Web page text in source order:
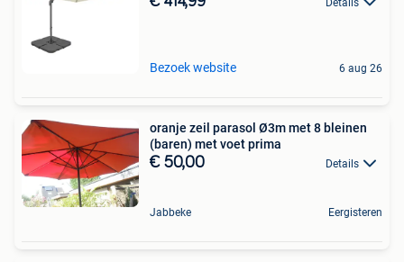
Bezoek website 6 aug 26
oranje zeil parasol Ø3m met 8 bleinen
(baren) met voet prima
€ 50,00 Details
Jabbeke Eergisteren